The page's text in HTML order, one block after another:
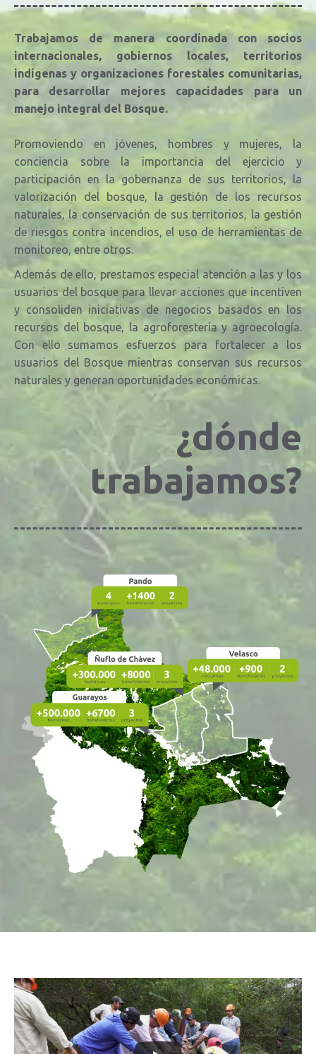
Trabajamos de manera coordinada con socios
internacionales, gobiernos locales, territorios
indígenas y organizaciones forestales comunitarias,
para desarrollar mejores capacidades para un
manejo integral del Bosque.
Promoviendo en jóvenes, hombres y mujeres, la
conciencia sobre la importancia del ejercicio y
participación en la gobernanza de sus territorios, la
valorización del bosque, la gestión de los recursos
naturales, la conservación de sus territorios, la gestión
de riesgos contra incendios, el uso de herramientas de
monitoreo, entre otros.
Además de ello, prestamos especial atención a las y los
usuarios del bosque para llevar acciones que incentiven
y consoliden iniciativas de negocios basados en los
recursos del bosque, la agroforestería y agroecología.
Con ello sumamos esfuerzos para fortalecer a los
usuarios del Bosque mientras conservan sus recursos
naturales y generan oportunidades económicas.
¿dónde
trabajamos?